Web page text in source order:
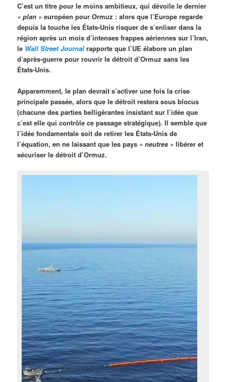
C’est un titre pour le moins ambitieux, qui dévoile le dernier
« plan » européen pour Ormuz : alors que l’Europe regarde
depuis la touche les États-Unis risquer de s’enliser dans la
région après un mois d’intenses frappes aériennes sur l’Iran,
le Wall Street Journal rapporte que l’UE élabore un plan
d’après-guerre pour rouvrir le détroit d’Ormuz sans les
États-Unis.
Apparemment, le plan devrait s’activer une fois la crise
principale passée, alors que le détroit restera sous blocus
(chacune des parties belligérantes insistant sur l’idée que
c’est elle qui contrôle ce passage stratégique). Il semble que
l’idée fondamentale soit de retirer les États-Unis de
l’équation, en ne laissant que les pays « neutres » libérer et
sécuriser le détroit d’Ormuz.